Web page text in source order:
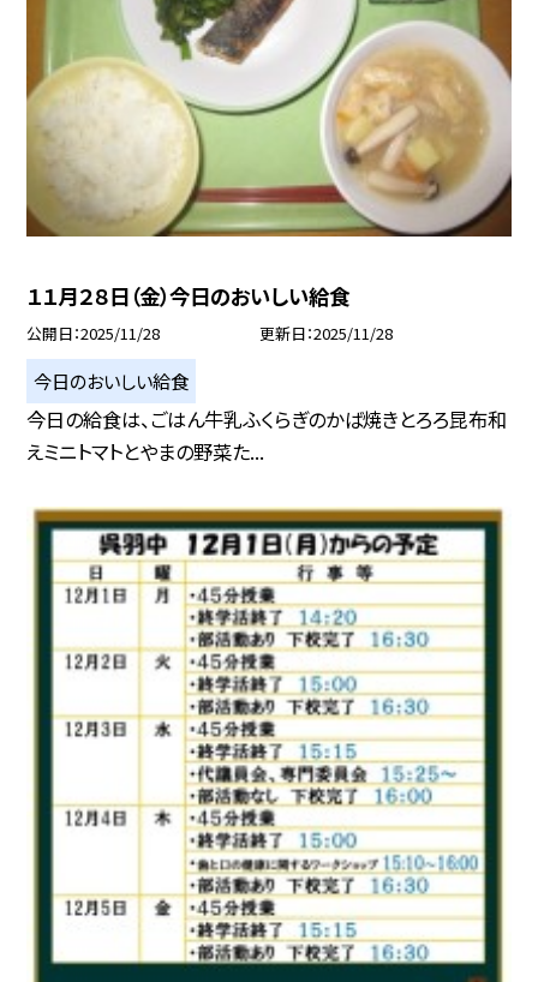
１１月２８日（金）今日のおいしい給食
公開日 2025/11/28 更新日 2025/11/28
今日のおいしい給食
今日の給食は、ごはん牛乳ふくらぎのかば焼きとろろ昆布和
えミニトマトとやまの野菜た...